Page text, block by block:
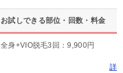
お試しできる部位・回数・料金
全身+VIO脱毛3回：9,900円
詳